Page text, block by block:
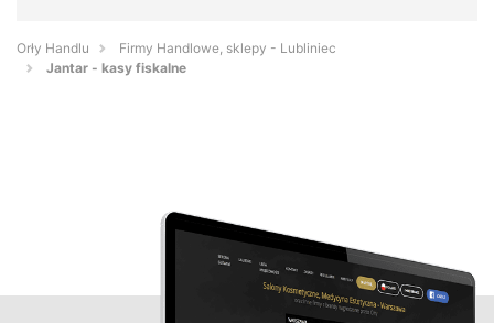
Orły Handlu
Firmy Handlowe, sklepy - Lubliniec
Jantar - kasy fiskalne